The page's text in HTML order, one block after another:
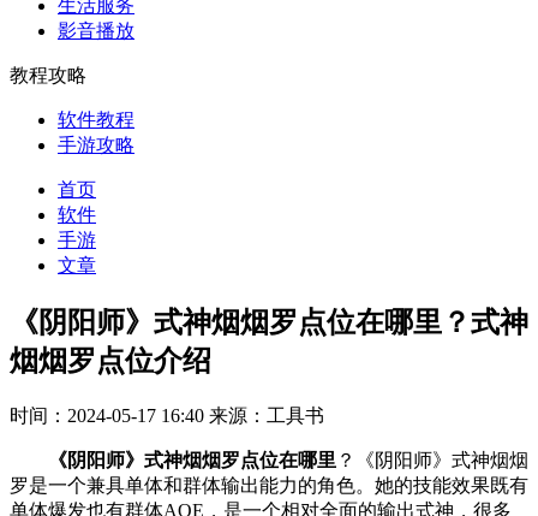
生活服务
影音播放
教程攻略
软件教程
手游攻略
首页
软件
手游
文章
《阴阳师》式神烟烟罗点位在哪里？式神
烟烟罗点位介绍
时间：2024-05-17 16:40 来源：工具书
《阴阳师》式神烟烟罗点位在哪里 ？《阴阳师》式神烟烟
罗是一个兼具单体和群体输出能力的角色。她的技能效果既有
单体爆发也有群体AOE，是一个相对全面的输出式神，很多